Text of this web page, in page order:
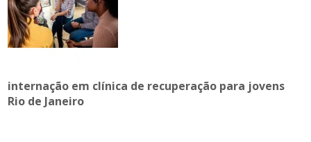
internação em clínica de recuperação para jovens
Rio de Janeiro